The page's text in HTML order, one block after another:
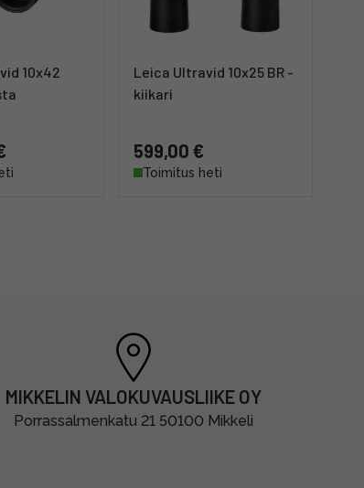
10x42
Leica Ultravid 10x25 BR -
kiikari
599,00 €
Toimitus heti
MIKKELIN VALOKUVAUSLIIKE OY
Porrassalmenkatu 21 50100 Mikkeli